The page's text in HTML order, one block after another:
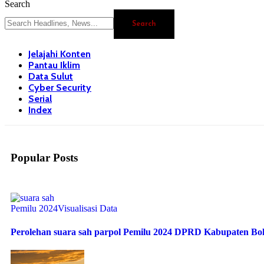
Search
Jelajahi Konten
Pantau Iklim
Data Sulut
Cyber Security
Serial
Index
Popular Posts
Pemilu 2024Visualisasi Data
Perolehan suara sah parpol Pemilu 2024 DPRD Kabupaten